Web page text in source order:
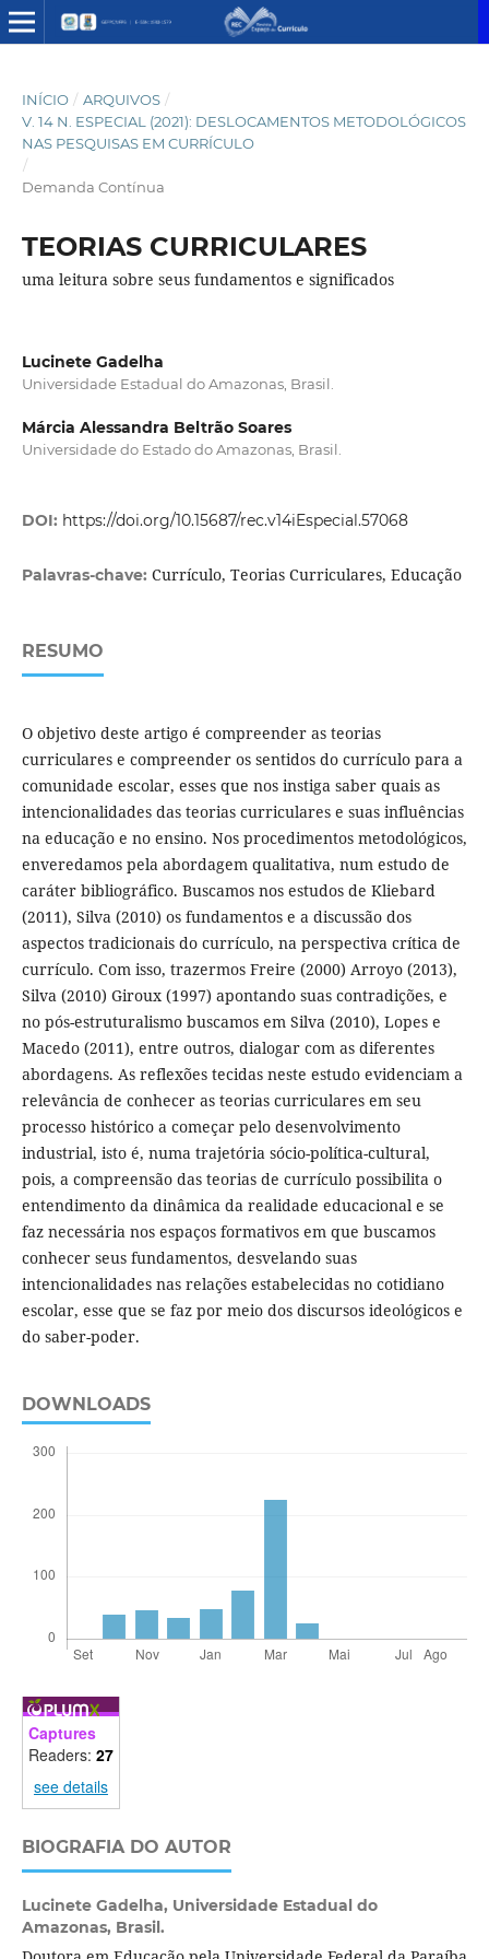
INÍCIO / ARQUIVOS /
V. 14 N. ESPECIAL (2021): DESLOCAMENTOS METODOLÓGICOS
NAS PESQUISAS EM CURRÍCULO
/
Demanda Contínua
TEORIAS CURRICULARES
uma leitura sobre seus fundamentos e significados
Lucinete Gadelha
Universidade Estadual do Amazonas, Brasil.
Márcia Alessandra Beltrão Soares
Universidade do Estado do Amazonas, Brasil.
DOI: https://doi.org/10.15687/rec.v14iEspecial.57068
Palavras-chave: Currículo, Teorias Curriculares, Educação
RESUMO
O objetivo deste artigo é compreender as teorias
curriculares e compreender os sentidos do currículo para a
comunidade escolar, esses que nos instiga saber quais as
intencionalidades das teorias curriculares e suas influências
na educação e no ensino. Nos procedimentos metodológicos,
enveredamos pela abordagem qualitativa, num estudo de
caráter bibliográfico. Buscamos nos estudos de Kliebard
(2011), Silva (2010) os fundamentos e a discussão dos
aspectos tradicionais do currículo, na perspectiva crítica de
currículo. Com isso, trazermos Freire (2000) Arroyo (2013),
Silva (2010) Giroux (1997) apontando suas contradições, e
no pós-estruturalismo buscamos em Silva (2010), Lopes e
Macedo (2011), entre outros, dialogar com as diferentes
abordagens. As reflexões tecidas neste estudo evidenciam a
relevância de conhecer as teorias curriculares em seu
processo histórico a começar pelo desenvolvimento
industrial, isto é, numa trajetória sócio-política-cultural,
pois, a compreensão das teorias de currículo possibilita o
entendimento da dinâmica da realidade educacional e se
faz necessária nos espaços formativos em que buscamos
conhecer seus fundamentos, desvelando suas
intencionalidades nas relações estabelecidas no cotidiano
escolar, esse que se faz por meio dos discursos ideológicos e
do saber-poder.
DOWNLOADS
Captures
Readers: 27
see details
BIOGRAFIA DO AUTOR
Lucinete Gadelha, Universidade Estadual do
Amazonas, Brasil.